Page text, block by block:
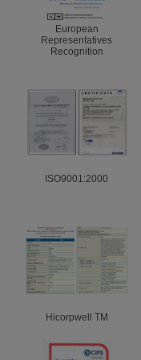
European
Representatives
Recognition
ISO9001:2000
Hicorpwell TM